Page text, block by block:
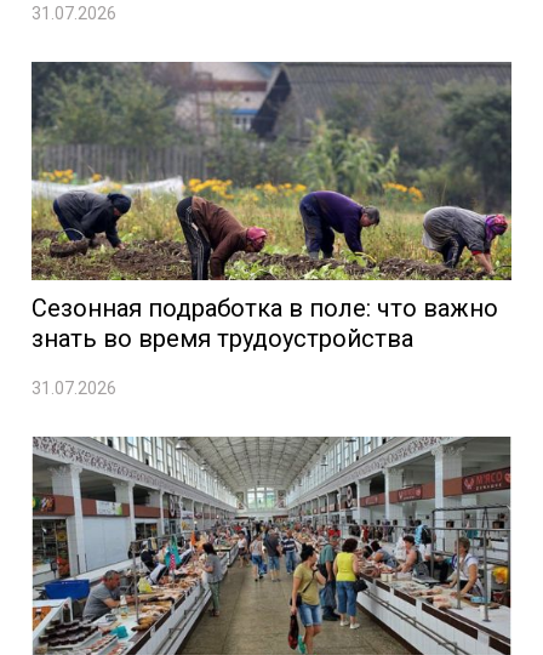
31.07.2026
Сезонная подработка в поле: что важно
знать во время трудоустройства
31.07.2026